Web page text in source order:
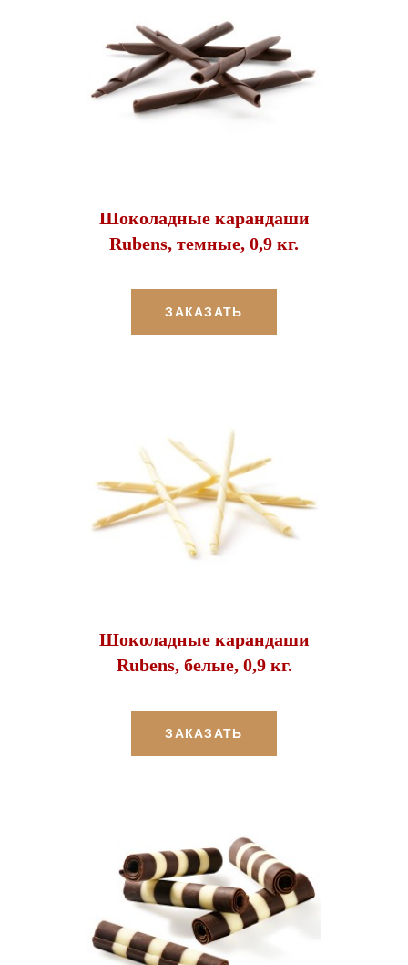
Шоколадные карандаши
Rubens, темные, 0,9 кг.
ЗАКАЗАТЬ
Шоколадные карандаши
Rubens, белые, 0,9 кг.
ЗАКАЗАТЬ